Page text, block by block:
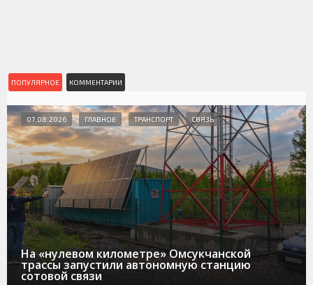
ПОПУЛЯРНОЕ КОММЕНТАРИИ
На «нулевом километре» Омсукчанской
трассы запустили автономную станцию
сотовой связи
07.08.2026 ГЛАВНОЕ ТРАНСПОРТ СВЯЗЬ